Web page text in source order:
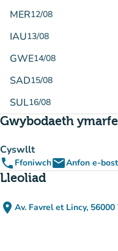
MER12/08
IAU13/08
GWE14/08
SAD15/08
SUL16/08
Gwybodaeth
Cyswllt
phone FfoniwchemailAnfon e-bost
Lleoliad
place Av. Favrel et Lincy, 56000
(agor
(tab